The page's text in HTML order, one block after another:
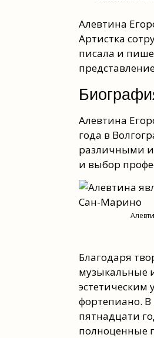
Алевтина
Артистка
писала и
Алевтина
года в
различными
и выбор
Благодаря
музыкальные
фортепиано. В
пятнадцати
полноценные